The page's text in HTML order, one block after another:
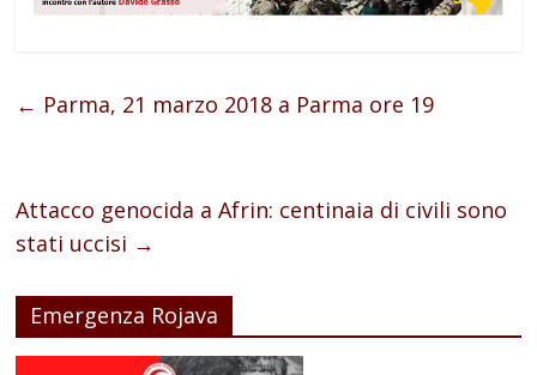
← Parma, 21 marzo 2018 a Parma ore 19
Attacco genocida a Afrin: centinaia di civili sono
stati uccisi →
Emergenza Rojava